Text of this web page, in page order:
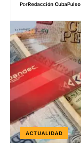
PorRedacción CubaPulso
ACTUALIDAD